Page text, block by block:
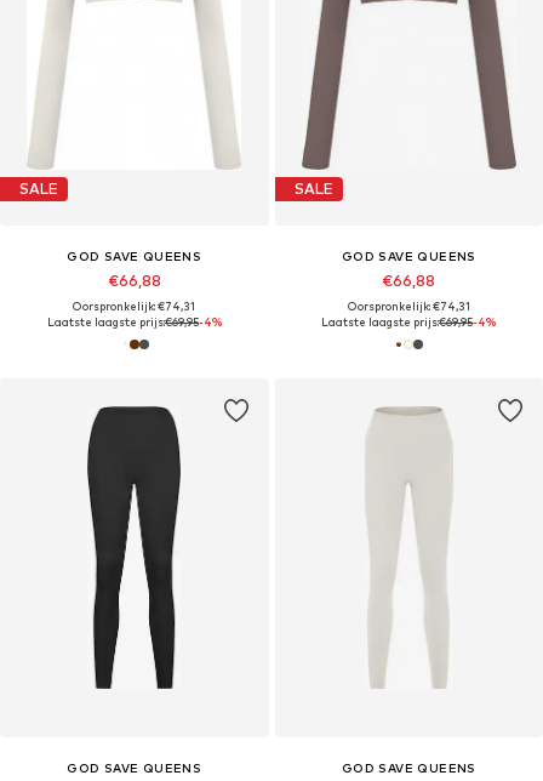
SALE
GOD SAVE QUEENS
€66,88
Oorspronkelijk: €74,31
Laatste laagste prijs:€69,95-4%
SALE
GOD SAVE QUEENS
€66,88
Oorspronkelijk: €74,31
Laatste laagste prijs:€69,95-4%
GOD SAVE QUEENS GOD SAVE QUEENS